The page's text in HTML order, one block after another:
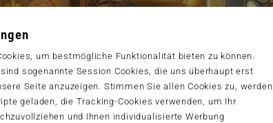
um bestmögliche Funktionalität bieten zu können.
sogenannte Session Cookies, die uns überhaupt erst
Seite anzuzeigen. Stimmen Sie allen Cookies zu, werden
geladen, die Tracking-Cookies verwenden, um Ihr
und Ihnen individualisierte Werbung